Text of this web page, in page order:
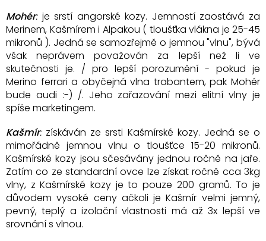
Mohér:je srstí angorské kozy. Jemností zaostává za
Merinem, Kašmírem i Alpakou ( tloušťka vlákna je 25-45
mikronů ). Jedná se samozřejmě o jemnou "vlnu", bývá
však neprávem považován za lepší než li ve
skutečnosti je. / pro lepší porozumění - pokud je
Merino ferrari a obyčejná vlna trabantem, pak Mohér
bude audi :-) /. Jeho zařazování mezi elitní vlny je
spíše marketingem.
Kašmír:získáván ze srsti Kašmírské kozy. Jedná se o
mimořádně jemnou vlnu o tloušťce 15-20 mikronů.
Kašmírské kozy jsou sčesávány jednou ročně na jaře.
Zatím co ze standardní ovce lze získat ročně cca 3kg
vlny, z Kašmírské kozy je to pouze 200 gramů. To je
důvodem vysoké ceny ačkoli je Kašmír velmi jemný,
pevný, teplý a izolační vlastnosti má až 3x lepší ve
srovnání s vlnou.